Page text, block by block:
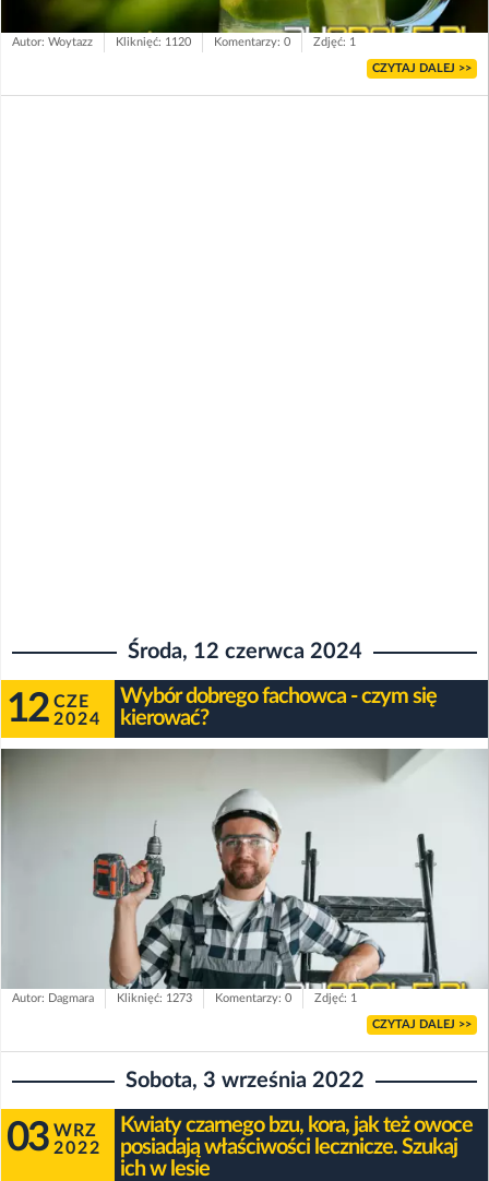
Autor: Woytazz Kliknięć: 1120 Komentarzy: 0 Zdjęć: 1
CZYTAJ DALEJ >>
Środa, 12 czerwca 2024
12 CZE
2024
Wybór dobrego fachowca - czym się
kierować?
Autor: Dagmara Kliknięć: 1273 Komentarzy: 0 Zdjęć: 1
CZYTAJ DALEJ >>
Sobota, 3 września 2022
03 WRZ
2022
Kwiaty czarnego bzu, kora, jak też owoce
posiadają właściwości lecznicze. Szukaj
ich w lesie